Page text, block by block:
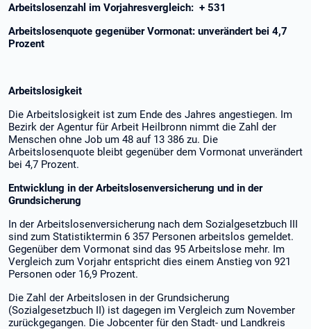
Arbeitslosenzahl im Vorjahresvergleich: + 531
Arbeitslosenquote gegenüber Vormonat: unverändert bei 4,7
Prozent
Arbeitslosigkeit
Die Arbeitslosigkeit ist zum Ende des Jahres angestiegen. Im
Bezirk der Agentur für Arbeit Heilbronn nimmt die Zahl der
Menschen ohne Job um 48 auf 13 386 zu. Die
Arbeitslosenquote bleibt gegenüber dem Vormonat unverändert
bei 4,7 Prozent.
Entwicklung in der Arbeitslosenversicherung und in der
Grundsicherung
In der Arbeitslosenversicherung nach dem Sozialgesetzbuch III
sind zum Statistiktermin 6 357 Personen arbeitslos gemeldet.
Gegenüber dem Vormonat sind das 95 Arbeitslose mehr. Im
Vergleich zum Vorjahr entspricht dies einem Anstieg von 921
Personen oder 16,9 Prozent.
Die Zahl der Arbeitslosen in der Grundsicherung
(Sozialgesetzbuch II) ist dagegen im Vergleich zum November
zurückgegangen. Die Jobcenter für den Stadt- und Landkreis